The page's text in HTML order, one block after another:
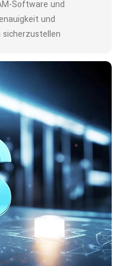
Software und
und
sicherzustellen